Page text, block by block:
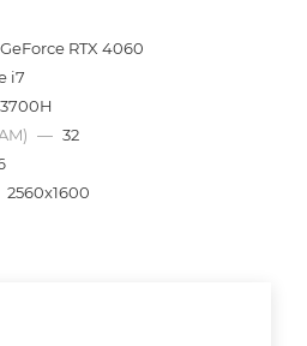
RTX 4060
i7
— 32
2560x1600